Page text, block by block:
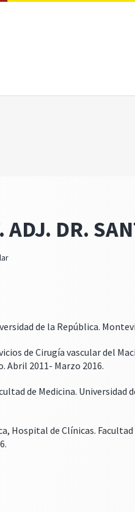
ADJ. DR.
de la República.
de Cirugía vascular del
Abril 2011- Marzo 2016.
de Medicina.
Hospital de Clínicas.